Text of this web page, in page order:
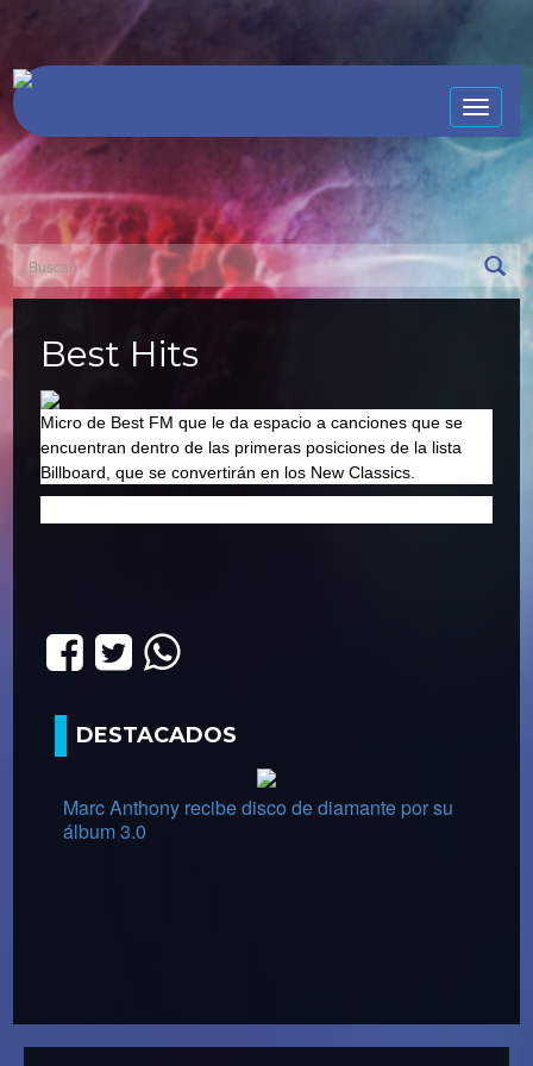
Toggle
Best Hits
Micro de Best FM que le da espacio a canciones que se
encuentran dentro de las primeras posiciones de la lista
Billboard, que se convertirán en los New Classics.
DESTACADOS
Marc Anthony recibe disco de diamante por su
álbum 3.0